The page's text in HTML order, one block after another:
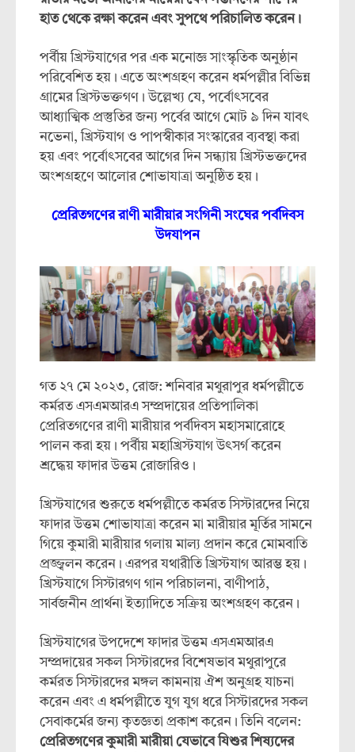
হাত থেকে রক্ষা করেন এবং সুপথে পরিচালিত করেন।
পর্বীয় খ্রিস্টযাগের পর এক মনোজ্ঞ সাংস্কৃতিক অনুষ্ঠান
পরিবেশিত হয়। এতে অংশগ্রহণ করেন ধর্মপল্লীর বিভিন্ন
গ্রামের খ্রিস্টভক্তগণ। উল্লেখ্য যে, পর্বোৎসবের
আধ্যাত্মিক প্রস্তুতির জন্য পর্বের আগে মোট ৯ দিন যাবৎ
নভেনা, খ্রিস্টযাগ ও পাপস্বীকার সংস্কারের ব্যবস্থা করা
হয় এবং পর্বোৎসবের আগের দিন সন্ধ্যায় খ্রিস্টভক্তদের
অংশগ্রহণে আলোর শোভাযাত্রা অনুষ্ঠিত হয়।
প্রেরিতগণের রাণী মারীয়ার সংগিনী সংঘের পর্বদিবস
উদযাপন
গত ২৭ মে ২০২৩, রোজ: শনিবার মথুরাপুর ধর্মপল্লীতে
কর্মরত এসএমআরএ সম্প্রদায়ের প্রতিপালিকা
প্রেরিতগণের রাণী মারীয়ার পর্বদিবস মহাসমারোহে
পালন করা হয়। পর্বীয় মহাখ্রিস্টযাগ উৎসর্গ করেন
শ্রদ্ধেয় ফাদার উত্তম রোজারিও।
খ্রিস্টযাগের শুরুতে ধর্মপল্লীতে কর্মরত সিস্টারদের নিয়ে
ফাদার উত্তম শোভাযাত্রা করেন মা মারীয়ার মূর্তির সামনে
গিয়ে কুমারী মারীয়ার গলায় মাল্য প্রদান করে মোমবাতি
প্রজ্জ্বলন করেন। এরপর যথারীতি খ্রিস্টযাগ আরম্ভ হয়।
খ্রিস্টযাগে সিস্টারগণ গান পরিচালনা, বাণীপাঠ,
সার্বজনীন প্রার্থনা ইত্যাদিতে সক্রিয় অংশগ্রহণ করেন।
খ্রিস্টযাগের উপদেশে ফাদার উত্তম এসএমআরএ
সম্প্রদায়ের সকল সিস্টারদের বিশেষভাব মথুরাপুরে
কর্মরত সিস্টারদের মঙ্গল কামনায় ঐশ অনুগ্রহ যাচনা
করেন এবং এ ধর্মপল্লীতে যুগ যুগ ধরে সিস্টারদের সকল
সেবাকর্মের জন্য কৃতজ্ঞতা প্রকাশ করেন। তিনি বলেন:
প্রেরিতগণের কুমারী মারীয়া যেভাবে যিশুর শিষ্যদের